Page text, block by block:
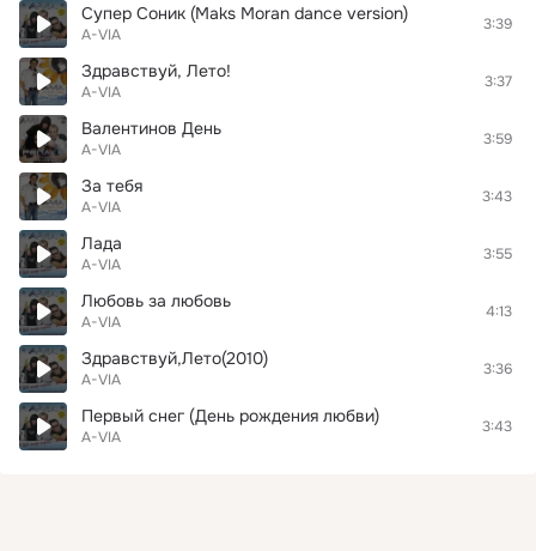
Супер Соник (Maks Moran dance version)
A-VIA
3:39
Здравствуй, Лето!
A-VIA
3:37
Валентинов День
A-VIA
3:59
За тебя
A-VIA
3:43
Лада
A-VIA
3:55
Любовь за любовь
A-VIA
4:13
Здравствуй,Лето(2010)
A-VIA
3:36
Первый снег (День рождения любви)
A-VIA
3:43